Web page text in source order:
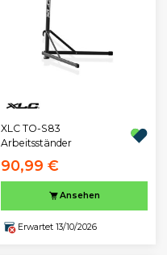
XLC TO-S83
Arbeitsständer
90,99 €
Ansehen
Erwartet 13/10/2026